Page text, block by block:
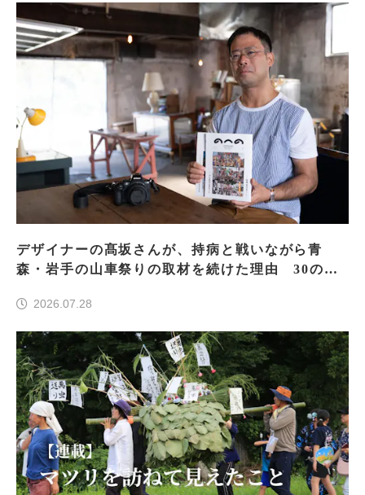
デザイナーの髙坂さんが、持病と戦いながら青
森・岩手の山車祭りの取材を続けた理由 30の山
2026.07.28